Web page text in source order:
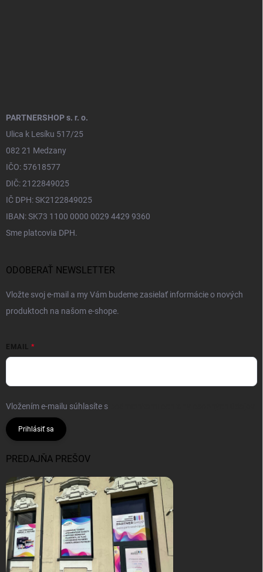
PARTNERSHOP s. r. o.
Ulica k Lesíku 517/25
082 21 Medzany
IČO: 57618577
DIČ: 2122849025
IČ DPH: SK2122849025
IBAN: SK73 1100 0000 0029 4429 9360
Sme platcovia DPH.
ODOBERAŤ NEWSLETTER
Vložte svoj e-mail a my Vám budeme zasielať informácie o nových
produktoch na našom e-shope.
EMAIL
Vložením e-mailu súhlasíte s
Prihlásiť sa
PREDAJŇA PREŠOV